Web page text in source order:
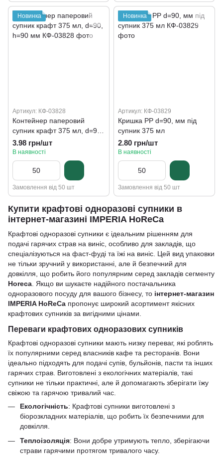
Новинка
Артикул: КФ-03828
Контейнер паперовий
супник крафт 375 мл, d=90,
h=90 мм
3.98 грн/шт
В наявності
Замовлення від 50 шт
Новинка
Артикул: КФ-03829
Кришка РР d=90, мм під
супник 375 мл
2.80 грн/шт
В наявності
Замовлення від 50 шт
Купити крафтові одноразові супники в
інтернет-магазині IMPERIA HoReCa
Крафтові одноразові супники є ідеальним рішенням для
подачі гарячих страв на виніс, особливо для закладів, що
спеціалізуються на фаст-фуді та їжі на виніс. Цей вид упаковки
не тільки зручний у використанні, але й безпечний для
довкілля, що робить його популярним серед закладів сегменту
Horeca. Якщо ви шукаєте надійного постачальника
одноразового посуду для вашого бізнесу, то інтернет-магазин
IMPERIA HoReCa пропонує широкий асортимент якісних
крафтових супників за вигідними цінами.
Переваги крафтових одноразових супників
Крафтові одноразові супники мають низку переваг, які роблять
їх популярними серед власників кафе та ресторанів. Вони
ідеально підходять для подачі супів, бульйонів, пасти та інших
гарячих страв. Виготовлені з екологічних матеріалів, такі
супники не тільки практичні, але й допомагають зберігати їжу
свіжою та гарячою тривалий час.
Екологічність: Крафтові супники виготовлені з
біорозкладних матеріалів, що робить їх безпечними для
довкілля.
Теплоізоляція: Вони добре утримують тепло, зберігаючи
страви гарячими протягом тривалого часу.